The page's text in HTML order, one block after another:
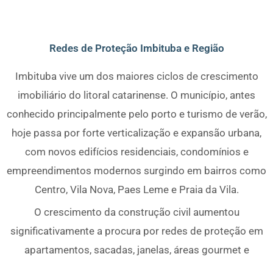
Redes de Proteção Imbituba e Região
Imbituba vive um dos maiores ciclos de crescimento
imobiliário do litoral catarinense. O município, antes
conhecido principalmente pelo porto e turismo de verão,
hoje passa por forte verticalização e expansão urbana,
com novos edifícios residenciais, condomínios e
empreendimentos modernos surgindo em bairros como
Centro, Vila Nova, Paes Leme e Praia da Vila.
O crescimento da construção civil aumentou
significativamente a procura por redes de proteção em
apartamentos, sacadas, janelas, áreas gourmet e